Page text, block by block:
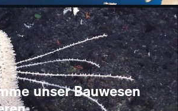
unser Bauwesen